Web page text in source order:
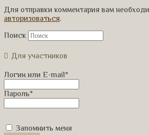
Для отправки комментария вам
авторизоваться.
Поиск
Для участников
Логин или E-mail*
Пароль*
Запомнить меня